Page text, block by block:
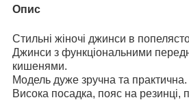
Опис
Стильні жіночі джинси в
Джинси з функціональними
кишенями.
Модель дуже зручна та практична.
Висока посадка, пояс на резинці,